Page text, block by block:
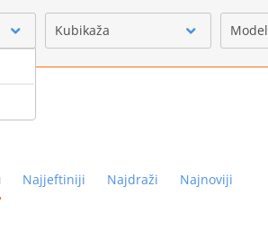
Kubikaža Model
Najjeftiniji Najdraži Najnoviji